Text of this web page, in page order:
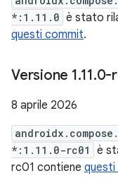
*:1.11.0 è stato
questi commit.
Versione 1.11.0-
8 aprile 2026
*:1.11.0-rc01
è
rc01 contiene